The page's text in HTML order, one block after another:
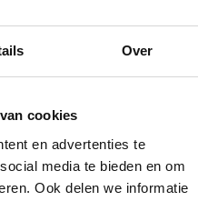
Over
cookies
en advertenties te
media te bieden en om
Ook delen we informatie